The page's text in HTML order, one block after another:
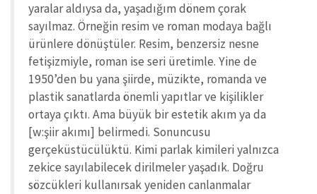
yaralar aldıysa da, yaşadığım dönem çorak
sayılmaz. Örneğin resim ve roman modaya bağlı
ürünlere dönüştüler. Resim, benzersiz nesne
fetişizmiyle, roman ise seri üretimle. Yine de
1950’den bu yana şiirde, müzikte, romanda ve
plastik sanatlarda önemli yapıtlar ve kişilikler
ortaya çıktı. Ama büyük bir estetik akım ya da
[w:şiir akımı] belirmedi. Sonuncusu
gerçeküstücülüktü. Kimi parlak kimileri yalnızca
zekice sayılabilecek dirilmeler yaşadık. Doğru
sözcükleri kullanırsak yeniden canlanmalar